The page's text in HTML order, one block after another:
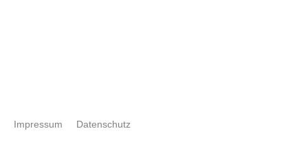
Impressum Datenschutz